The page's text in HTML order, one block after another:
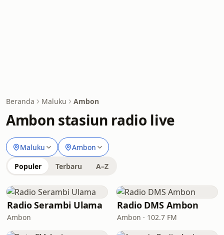
Beranda Maluku Ambon
Ambon stasiun radio live
Maluku Ambon
Populer Terbaru A–Z
Radio Serambi Ulama
Ambon
Radio DMS Ambon
Ambon · 102.7 FM